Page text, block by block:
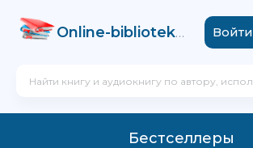
Online-biblioteka .comВойти
Бестселлеры